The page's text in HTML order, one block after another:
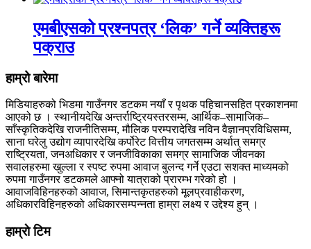
एमबीएसको प्रश्नपत्र ‘लिक’ गर्ने व्यक्तिहरू
पक्राउ
हाम्रो बारेमा
मिडियाहरुको भिडमा गाउँनगर डटकम नयाँ र पृथक पहिचानसहित प्रकाशनमा
आएको छ । स्थानीयदेखि अन्तर्राष्ट्रियस्तरसम्म, आर्थिक–सामाजिक–
साँस्कृतिकदेखि राजनीतिसम्म, मौलिक परम्परादेखि नविन वैज्ञानप्रविधिसम्म,
साना घरेलु उद्योग व्यापारदेखि कर्पोरेट वित्तीय जगतसम्म अर्थात् समग्र
राष्ट्रियता, जनअधिकार र जनजीविकाका समग्र सामाजिक जीवनका
सवालहरुमा खुल्ला र स्पष्ट रुपमा आवाज बुलन्द गर्ने एउटा सशक्त माध्यमको
रुपमा गाउँनगर डटकमले आफ्नो यात्राको प्रारम्भ गरेको हो ।
आवाजविहिनहरुको आवाज, सिमान्तकृतहरुको मूलप्रवाहीकरण,
अधिकारविहिनहरुको अधिकारसम्पन्नता हाम्रा लक्ष्य र उद्देश्य हुन् ।
हाम्राे टिम